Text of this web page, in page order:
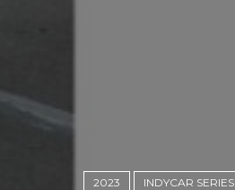
2023 INDYCAR SERIES